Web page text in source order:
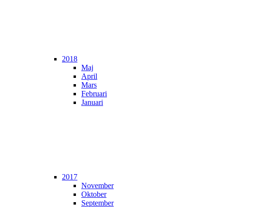
2018
Maj
April
Mars
Februari
Januari
2017
November
Oktober
September